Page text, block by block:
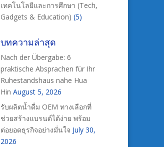
เทคโนโลยีและการศึกษา (Tech,
Gadgets & Education) (5)
บทความล่าสุด
Nach der Übergabe: 6
praktische Absprachen für Ihr
Ruhestandshaus nahe Hua
Hin August 5, 2026
รับผลิตน้ำดื่ม OEM ทางเลือกที่
ช่วยสร้างแบรนด์ได้ง่าย พร้อม
ต่อยอดธุรกิจอย่างมั่นใจ July 30,
2026